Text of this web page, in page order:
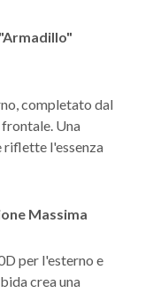
completato dal
Una
riflette l'essenza
Massima
per l'esterno e
crea una